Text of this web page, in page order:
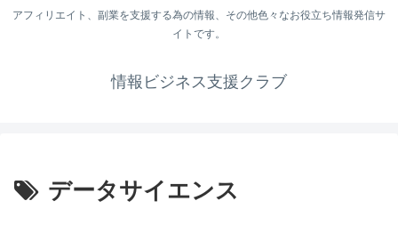
アフィリエイト、副業を支援する為の情報、その他色々なお役立ち情報発信サ
イトです。
情報ビジネス支援クラブ
データサイエンス